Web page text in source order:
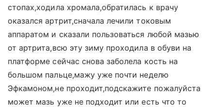
стопах,ходила хромала,обратилась к врачу
оказался артрит,сначала лечили токовым
аппаратом и сказали пользоваться любой мазью
от артрита,всю эту зиму проходила в обуви на
платформе сейчас снова заболела кость на
большом пальце,мажу уже почти неделю
Эфкамоном,не проходит,подскажите пожалуйста
может мазь уже не подходит или есть что то